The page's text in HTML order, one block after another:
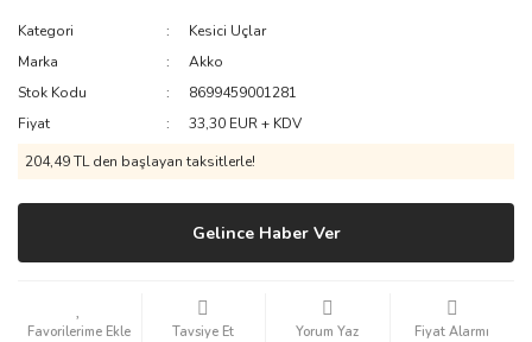
Kategori
Kesici Uçlar
Marka
Akko
Stok Kodu
8699459001281
Fiyat
33,30 EUR + KDV
204,49 TL den başlayan taksitlerle!
Gelince Haber Ver
Tavsiye Et Yorum Yaz Fiyat Alarmı